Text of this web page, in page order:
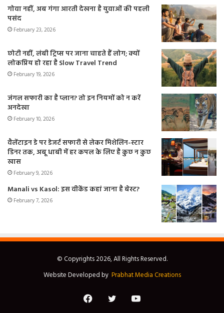
गोवा नहीं, अब गंगा आरती देखना है युवाओं की पहली
पसंद
February 23, 2026
छोटी नहीं, लंबी ट्रिप्स पर जाना चाहते हैं लोग; क्यों
लोकप्रिय हो रहा है Slow Travel Trend
February 19, 2026
जंगल सफारी का है प्लान? तो इन नियमों को न करें
अनदेखा
February 10, 2026
वैलेंटाइन डे पर डेजर्ट सफारी से लेकर मिशेलिन-स्टार
डिनर तक, अबू धाबी में हर कपल के लिए है कुछ न कुछ
खास
February 9, 2026
Manali vs Kasol: इस वीकेंड कहां जाना है बेस्ट?
February 7, 2026
© Copyrights 2026, All Rights Reserved.
Website Developed by Prabhat Media Creations
FacebookTwitterYouTube